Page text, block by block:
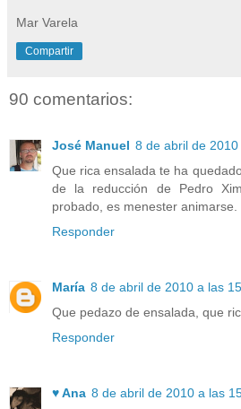
Mar Varela
Compartir
90 comentarios:
José Manuel 8 de abril de
Que rica ensalada te ha
de la reducción de Pedro
probado, es menester animarse.
Responder
María 8 de abril de 2010 a las
Que pedazo de ensalada, que
Responder
♥ Ana 8 de abril de 2010 a las